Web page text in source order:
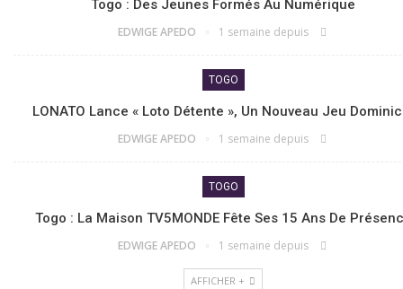
Togo : Des Jeunes Formés Au Numérique
EDWIGE APEDO 1 semaine depuis
TOGO
LONATO Lance « Loto Détente », Un Nouveau Jeu
EDWIGE APEDO 1 semaine depuis
TOGO
Togo : La Maison TV5MONDE Fête Ses 15 Ans De
EDWIGE APEDO 1 semaine depuis
AFFICHER +